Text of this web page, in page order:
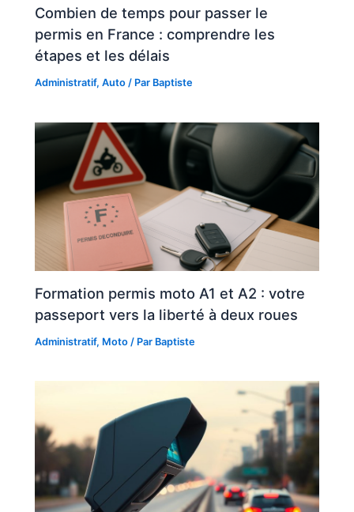
Combien de temps pour passer le
permis en France : comprendre les
étapes et les délais
Administratif,Auto / Par Baptiste
Formation permis moto A1 et A2 : votre
passeport vers la liberté à deux roues
Administratif, Moto / Par Baptiste